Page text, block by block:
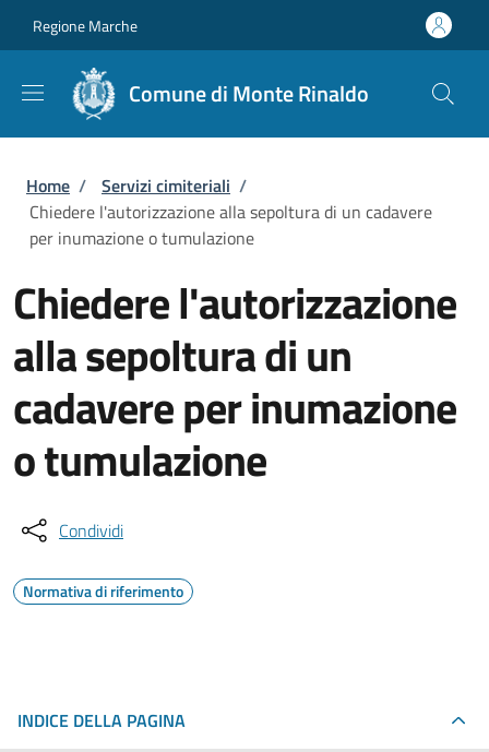
Regione Marche
Comune di Monte Rinaldo
Briciole di pane
Home / Servizi cimiteriali /
Chiedere l'autorizzazione alla sepoltura di un cadavere
per inumazione o tumulazione
Chiedere l'autorizzazione
alla sepoltura di un
cadavere per inumazione
o tumulazione
Condividi
Normativa di riferimento
INDICE DELLA PAGINA